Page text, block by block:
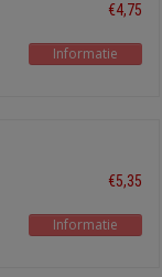
€4,75
Informatie
€5,35
Informatie